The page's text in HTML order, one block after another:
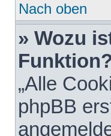
Nach oben
» Wozu
„Alle
phpBB